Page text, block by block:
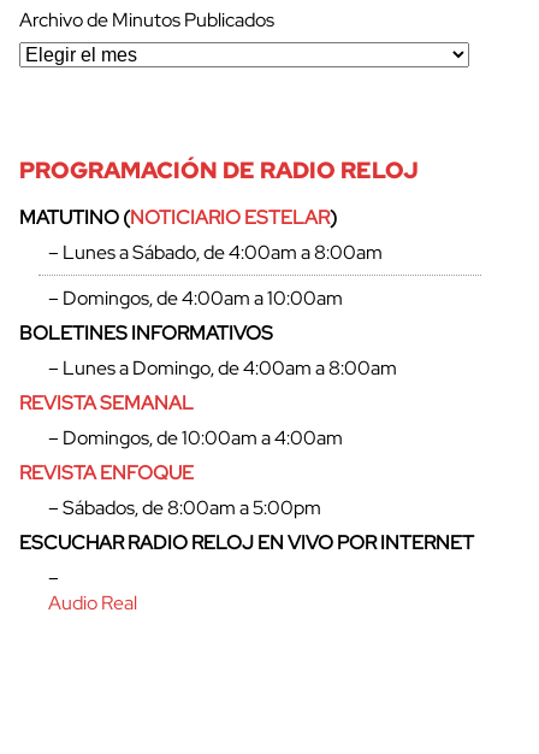
cerrar
Archivo de Minutos Publicados
PROGRAMACIÓN DE RADIO RELOJ
MATUTINO (NOTICIARIO ESTELAR)
– Lunes a Sábado, de 4:00am a 8:00am
– Domingos, de 4:00am a 10:00am
BOLETINES INFORMATIVOS
– Lunes a Domingo, de 4:00am a 8:00am
REVISTA SEMANAL
– Domingos, de 10:00am a 4:00am
REVISTA ENFOQUE
– Sábados, de 8:00am a 5:00pm
ESCUCHAR RADIO RELOJ EN VIVO POR INTERNET
–
Audio Real